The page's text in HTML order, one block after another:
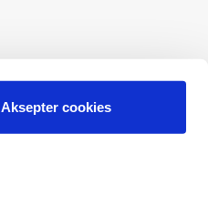
Aksepter cookies